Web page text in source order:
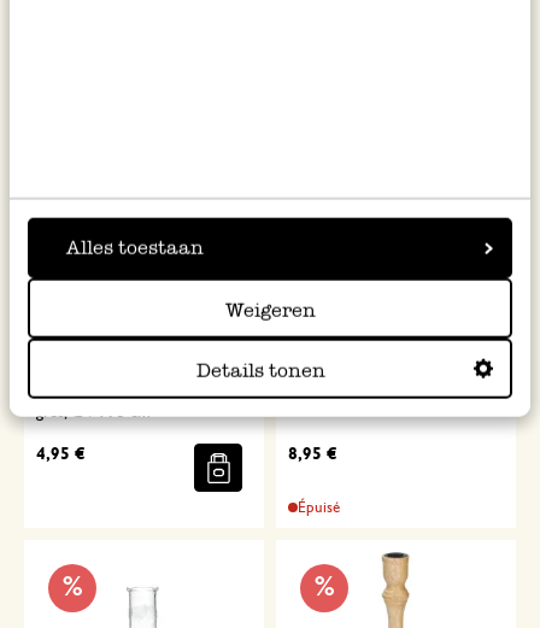
Alles toestaan
Weigeren
Details tonen
4,95 €
Bougeoir chauffe-plat, maison,
8,95 €
Épuisé
% %